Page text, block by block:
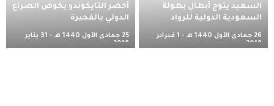
السعيد يتوج أبطال بطولة
السعودية الدولية للرواد
26 جمادى الأول 1440 هـ - 1 فبراير
2019 م
أخضر التايكوندو يخوض الصراع
الدولي بالفجيرة
25 جمادى الأول 1440 هـ - 31 يناير
2019 م